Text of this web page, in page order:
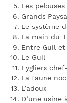
Les
Grands
Le système
La main du
Entre Guil et
Le Guil
Eygliers
La faune
L’adoux
D’une usine